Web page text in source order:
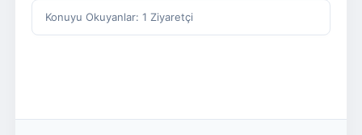
Konuyu Okuyanlar: 1 Ziyaretçi